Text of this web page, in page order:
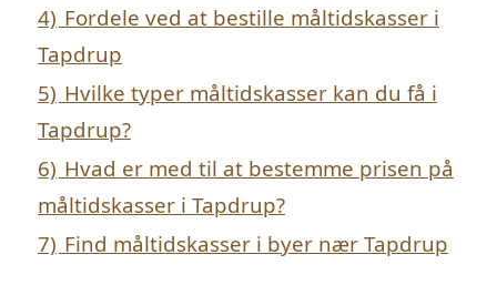
4) Fordele ved at bestille måltidskasser i
Tapdrup
5) Hvilke typer måltidskasser kan du få i
Tapdrup?
6) Hvad er med til at bestemme prisen på
måltidskasser i Tapdrup?
7) Find måltidskasser i byer nær Tapdrup